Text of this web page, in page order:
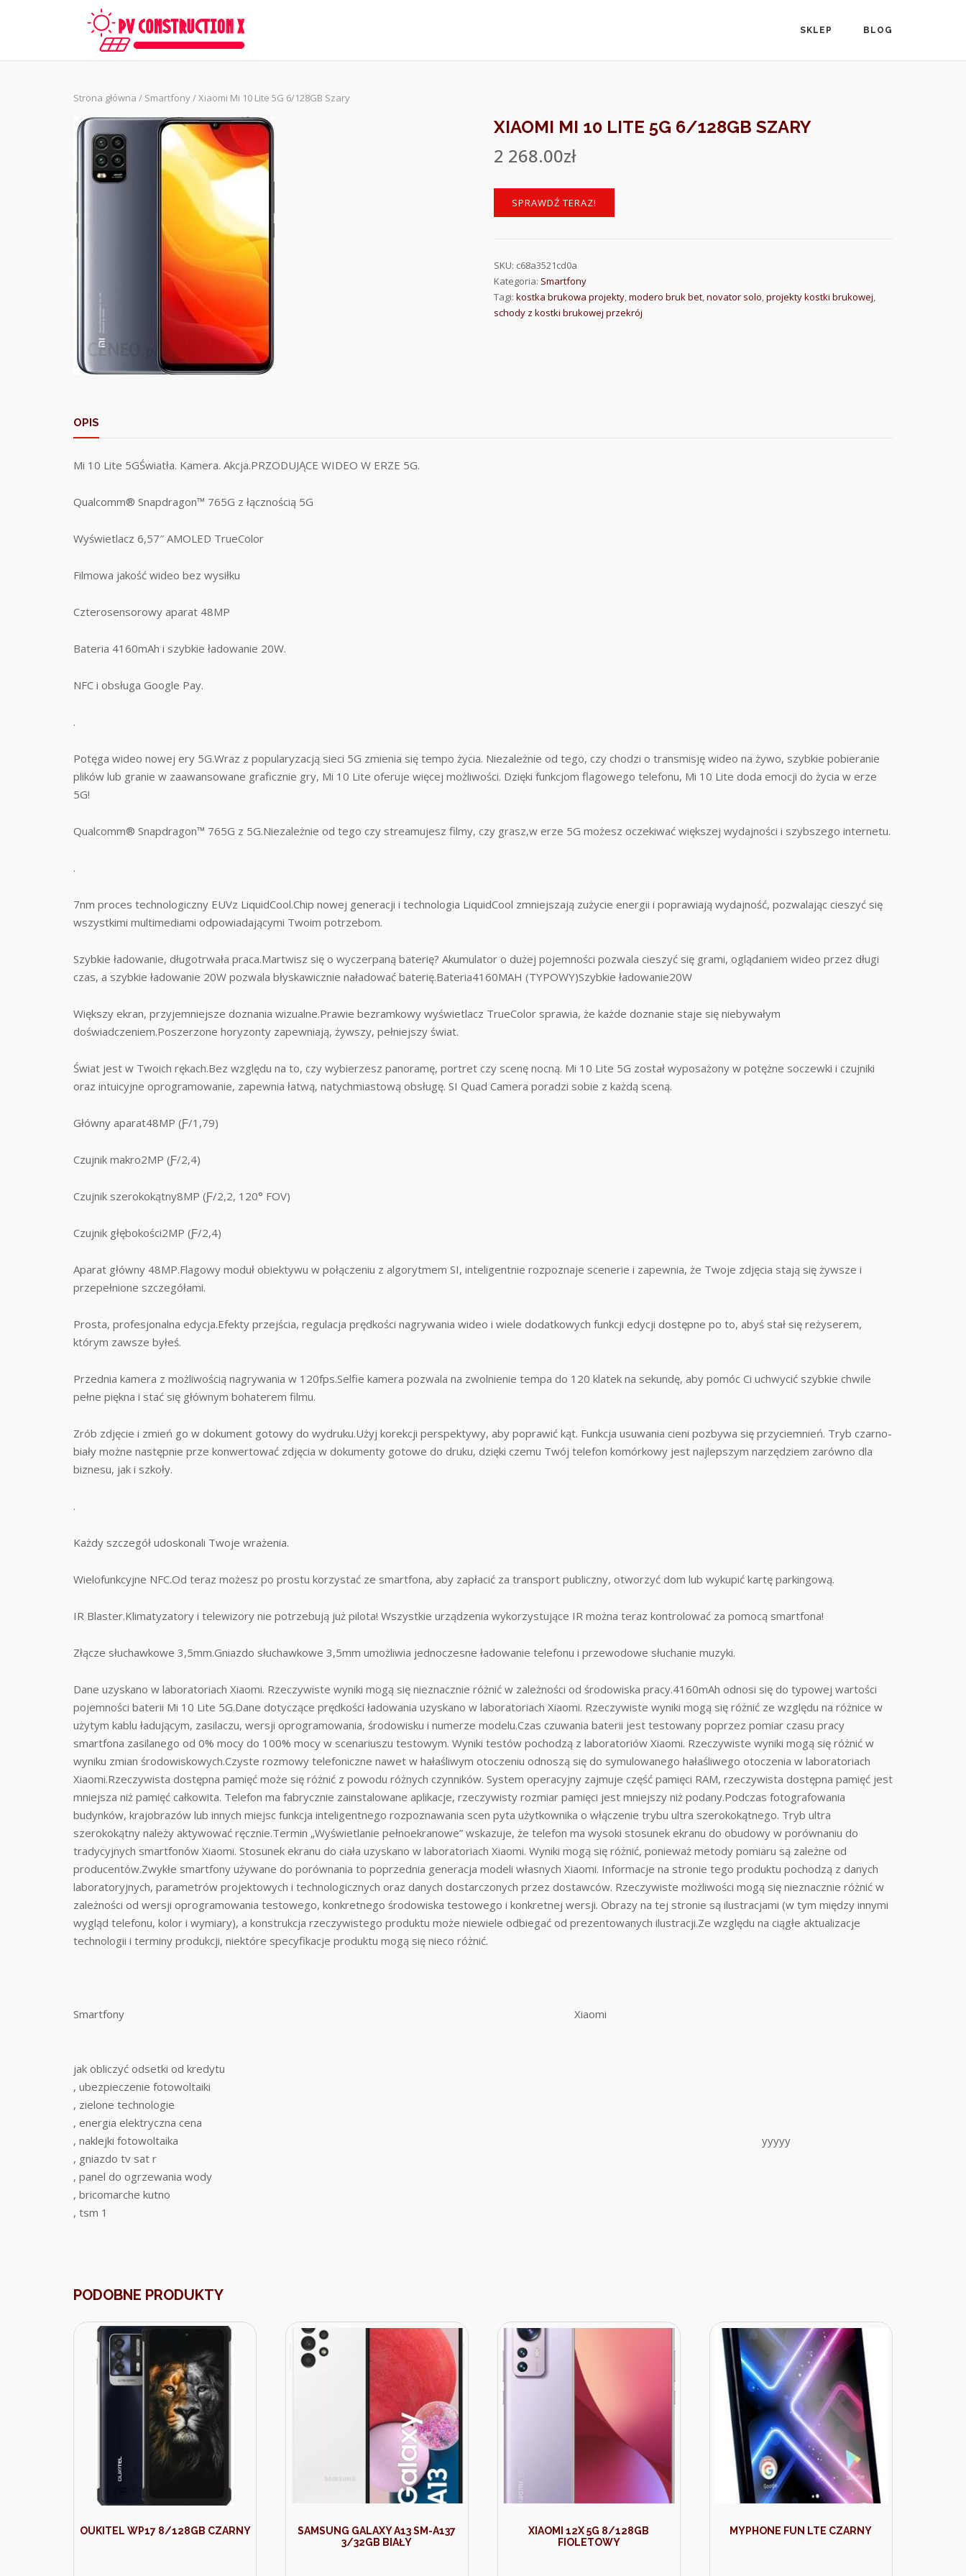
SKLEP BLOG
Strona główna / Smartfony/ Xiaomi Mi 10 Lite 5G 6/128GB Szary
XIAOMI MI 10 LITE 5G 6/128GB SZARY
2 268.00zł
SPRAWDŹ TERAZ!
SKU: c68a3521cd0a
Kategoria: Smartfony
Tagi:kostka brukowa projekty,modero bruk bet,novator solo,projekty kostki brukowej,
schody z kostki brukowej przekrój
OPIS
Mi 10 Lite 5GŚwiatła. Kamera. Akcja.PRZODUJĄCE WIDEO W ERZE 5G.
Qualcomm® Snapdragon™ 765G z łącznością 5G
Wyświetlacz 6,57″ AMOLED TrueColor
Filmowa jakość wideo bez wysiłku
Czterosensorowy aparat 48MP
Bateria 4160mAh i szybkie ładowanie 20W.
NFC i obsługa Google Pay.
.
Potęga wideo nowej ery 5G.Wraz z popularyzacją sieci 5G zmienia się tempo życia. Niezależnie od tego, czy chodzi o transmisję wideo na żywo, szybkie pobieranie
plików lub granie w zaawansowane graficznie gry, Mi 10 Lite oferuje więcej możliwości. Dzięki funkcjom flagowego telefonu, Mi 10 Lite doda emocji do życia w erze
5G!
Qualcomm® Snapdragon™ 765G z 5G.Niezależnie od tego czy streamujesz filmy, czy grasz,w erze 5G możesz oczekiwać większej wydajności i szybszego internetu.
.
7nm proces technologiczny EUVz LiquidCool.Chip nowej generacji i technologia LiquidCool zmniejszają zużycie energii i poprawiają wydajność, pozwalając cieszyć się
wszystkimi multimediami odpowiadającymi Twoim potrzebom.
Szybkie ładowanie, długotrwała praca.Martwisz się o wyczerpaną baterię? Akumulator o dużej pojemności pozwala cieszyć się grami, oglądaniem wideo przez długi
czas, a szybkie ładowanie 20W pozwala błyskawicznie naładować baterię.Bateria4160MAH (TYPOWY)Szybkie ładowanie20W
Większy ekran, przyjemniejsze doznania wizualne.Prawie bezramkowy wyświetlacz TrueColor sprawia, że każde doznanie staje się niebywałym
doświadczeniem.Poszerzone horyzonty zapewniają, żywszy, pełniejszy świat.
Świat jest w Twoich rękach.Bez względu na to, czy wybierzesz panoramę, portret czy scenę nocną. Mi 10 Lite 5G został wyposażony w potężne soczewki i czujniki
oraz intuicyjne oprogramowanie, zapewnia łatwą, natychmiastową obsługę. SI Quad Camera poradzi sobie z każdą sceną.
Główny aparat48MP (Ƒ/1,79)
Czujnik makro2MP (Ƒ/2,4)
Czujnik szerokokątny8MP (Ƒ/2,2, 120° FOV)
Czujnik głębokości2MP (Ƒ/2,4)
Aparat główny 48MP.Flagowy moduł obiektywu w połączeniu z algorytmem SI, inteligentnie rozpoznaje scenerie i zapewnia, że Twoje zdjęcia stają się żywsze i
przepełnione szczegółami.
Prosta, profesjonalna edycja.Efekty przejścia, regulacja prędkości nagrywania wideo i wiele dodatkowych funkcji edycji dostępne po to, abyś stał się reżyserem,
którym zawsze byłeś.
Przednia kamera z możliwością nagrywania w 120fps.Selfie kamera pozwala na zwolnienie tempa do 120 klatek na sekundę, aby pomóc Ci uchwycić szybkie chwile
pełne piękna i stać się głównym bohaterem filmu.
Zrób zdjęcie i zmień go w dokument gotowy do wydruku.Użyj korekcji perspektywy, aby poprawić kąt. Funkcja usuwania cieni pozbywa się przyciemnień. Tryb czarno-
biały możne następnie prze konwertować zdjęcia w dokumenty gotowe do druku, dzięki czemu Twój telefon komórkowy jest najlepszym narzędziem zarówno dla
biznesu, jak i szkoły.
.
Każdy szczegół udoskonali ​​Twoje wrażenia.
Wielofunkcyjne NFC.Od teraz możesz po prostu korzystać ze smartfona, aby zapłacić za transport publiczny, otworzyć dom lub wykupić kartę parkingową.
IR Blaster.Klimatyzatory i telewizory nie potrzebują już pilota! Wszystkie urządzenia wykorzystujące IR można teraz kontrolować za pomocą smartfona!
Złącze słuchawkowe 3,5mm.Gniazdo słuchawkowe 3,5mm umożliwia jednoczesne ładowanie telefonu i przewodowe słuchanie muzyki.
Dane uzyskano w laboratoriach Xiaomi. Rzeczywiste wyniki mogą się nieznacznie różnić w zależności od środowiska pracy.4160mAh odnosi się do typowej wartości
pojemności baterii Mi 10 Lite 5G.Dane dotyczące prędkości ładowania uzyskano w laboratoriach Xiaomi. Rzeczywiste wyniki mogą się różnić ze względu na różnice w
użytym kablu ładującym, zasilaczu, wersji oprogramowania, środowisku i numerze modelu.Czas czuwania baterii jest testowany poprzez pomiar czasu pracy
smartfona zasilanego od 0% mocy do 100% mocy w scenariuszu testowym. Wyniki testów pochodzą z laboratoriów Xiaomi. Rzeczywiste wyniki mogą się różnić w
wyniku zmian środowiskowych.Czyste rozmowy telefoniczne nawet w hałaśliwym otoczeniu odnoszą się do symulowanego hałaśliwego otoczenia w laboratoriach
Xiaomi.Rzeczywista dostępna pamięć może się różnić z powodu różnych czynników. System operacyjny zajmuje część pamięci RAM, rzeczywista dostępna pamięć jest
mniejsza niż pamięć całkowita. Telefon ma fabrycznie zainstalowane aplikacje, rzeczywisty rozmiar pamięci jest mniejszy niż podany.Podczas fotografowania
budynków, krajobrazów lub innych miejsc funkcja inteligentnego rozpoznawania scen pyta użytkownika o włączenie trybu ultra szerokokątnego. Tryb ultra
szerokokątny należy aktywować ręcznie.Termin „Wyświetlanie pełnoekranowe” wskazuje, że telefon ma wysoki stosunek ekranu do obudowy w porównaniu do
tradycyjnych smartfonów Xiaomi. Stosunek ekranu do ciała uzyskano w laboratoriach Xiaomi. Wyniki mogą się różnić, ponieważ metody pomiaru są zależne od
producentów.Zwykłe smartfony używane do porównania to poprzednia generacja modeli własnych Xiaomi. Informacje na stronie tego produktu pochodzą z danych
laboratoryjnych, parametrów projektowych i technologicznych oraz danych dostarczonych przez dostawców. Rzeczywiste możliwości mogą się nieznacznie różnić w
zależności od wersji oprogramowania testowego, konkretnego środowiska testowego i konkretnej wersji. Obrazy na tej stronie są ilustracjami (w tym między innymi
wygląd telefonu, kolor i wymiary), a konstrukcja rzeczywistego produktu może niewiele odbiegać od prezentowanych ilustracji.Ze względu na ciągłe aktualizacje
technologii i terminy produkcji, niektóre specyfikacje produktu mogą się nieco różnić.
Smartfony Xiaomi
jak obliczyć odsetki od kredytu
, ubezpieczenie fotowoltaiki
, zielone technologie
, energia elektryczna cena
, naklejki fotowoltaika
, gniazdo tv sat r
, panel do ogrzewania wody
, bricomarche kutno
, tsm 1
yyyyy
PODOBNE PRODUKTY
OUKITEL WP17 8/128GB CZARNY
SAMSUNG GALAXY A13 SM-A137
3/32GB BIAŁY
XIAOMI 12X 5G 8/128GB
FIOLETOWY
MYPHONE FUN LTE CZARNY